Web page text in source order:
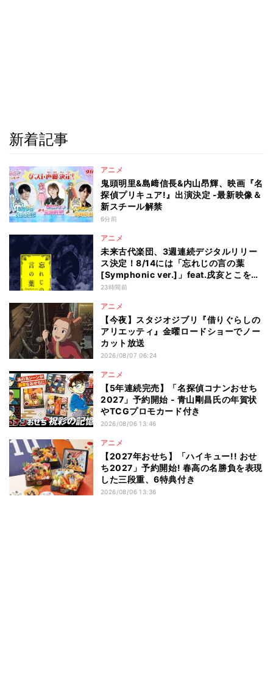
新着記事
アニメ
鬼頭明里&島﨑信長&内山昂輝、映画『名
探偵プリキュア!』出演決定 -最新映像＆
新スチール解禁
6分前
アニメ
未来古代楽団、3週連続デジタルリリー
ス決定！8/14には「忘れじの言の葉
[Symphonic ver.]」feat.戌亥とこを配
信
23時間前
アニメ
【今夜】スタジオジブリ『借りぐらしの
アリエッティ』金曜ロードショーでノー
カット放送
2026/08/07 06:24
アニメ
【5年連続完売】「名探偵コナンおせち
2027」予約開始 - 青山剛昌氏の年賀状
やTCGプロモカード付き
2026/08/06 13:46
アニメ
【2027年おせち】「ハイキュー!! おせ
ち2027」予約開始! 春高の名勝負を表現
した三段重、6特典付き
2026/08/06 13:36